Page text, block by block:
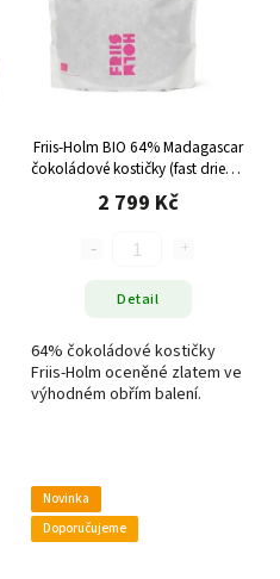
Friis-Holm BIO 64% Madagascar
čokoládové kostičky (fast dried),
1500 g
2 799 Kč
Detail
64% čokoládové kostičky
Friis-Holm oceněné zlatem ve
výhodném obřím balení.
Novinka
Doporučujeme